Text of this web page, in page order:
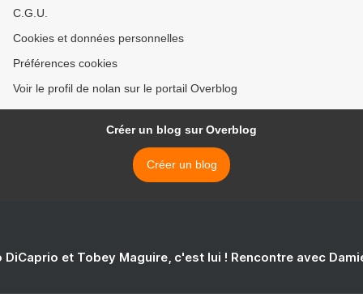
C.G.U.
Cookies et données personnelles
Préférences cookies
Voir le profil de nolan sur le portail Overblog
Créer un blog sur Overblog
Créer un blog
DiCaprio et Tobey Maguire, c'est lui ! Rencontre avec